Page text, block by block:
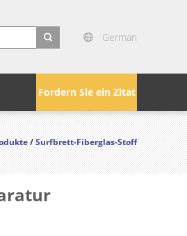
German
Fordern Sie ein Zitat
/Surfbrett-Fiberglas-Stoff